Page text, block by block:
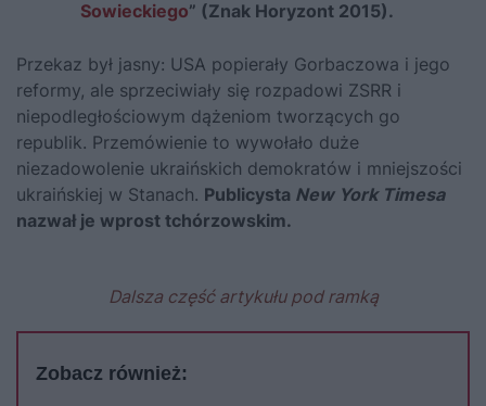
Sowieckiego” (Znak Horyzont 2015).
Przekaz był jasny: USA popierały Gorbaczowa i jego
reformy, ale sprzeciwiały się rozpadowi ZSRR i
niepodległościowym dążeniom tworzących go
republik. Przemówienie to wywołało duże
niezadowolenie ukraińskich demokratów i mniejszości
ukraińskiej w Stanach. Publicysta New York Timesa
nazwał je wprost tchórzowskim.
Dalsza część artykułu pod ramką
Zobacz również: